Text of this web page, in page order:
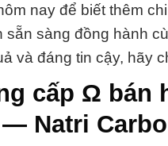
nay để biết thêm
sàng đồng hành
và đáng tin cậy, hãy
cấp Ω bán
Natri